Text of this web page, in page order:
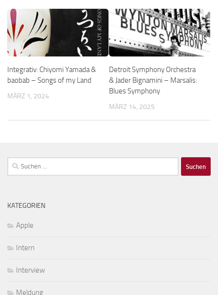
Integrativ: Chiyomi Yamada &
baobab – Songs of my Land
MÄRZ 1, 2024
Detroit Symphony Orchestra
& Jader Bignamini – Marsalis:
Blues Symphony
MÄRZ 14, 2025
Suchen
nach:
KATEGORIEN
Apple
Intern
Interview
Meldung